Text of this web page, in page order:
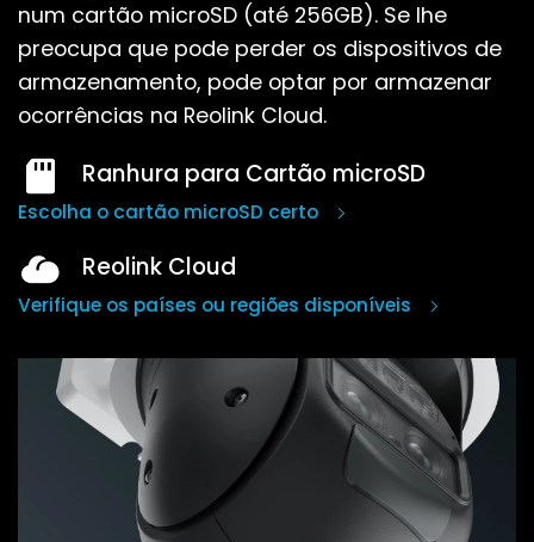
num cartão microSD (até 256GB). Se lhe
preocupa que pode perder os dispositivos de
armazenamento, pode optar por armazenar
ocorrências na Reolink Cloud.
Ranhura para Cartão microSD
Escolha o cartão microSD certo
Reolink Cloud
Verifique os países ou regiões disponíveis